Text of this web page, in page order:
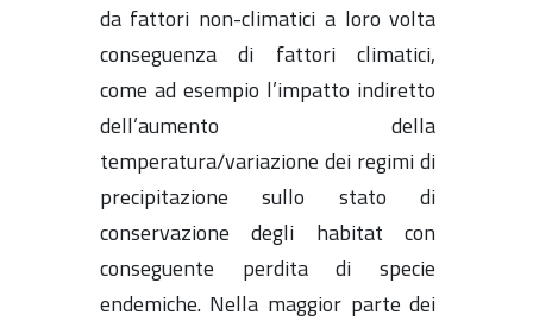
da fattori non-climatici a loro volta
conseguenza di fattori climatici,
come ad esempio l’impatto indiretto
dell’aumento della
temperatura/variazione dei regimi di
precipitazione sullo stato di
conservazione degli habitat con
conseguente perdita di specie
endemiche. Nella maggior parte dei